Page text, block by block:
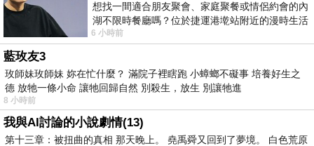
路霸1 號等人應將
坐落芭樂市王八段4447號地號
土地上附圖
將土地返還原告及其他共有人。
路霸1號繼承人等人應連帶給付原告Q元
原告其餘駁回
訴訟費用由路霸1號繼承人等人連帶負擔五分之
想找一間適合朋友聚會、家庭聚餐或情侶約會的內
湖不限時餐廳嗎？位於捷運港墘站附近的漫時生活
內湖店，從捷運站步行約4分鐘即可抵
6 小時前
藍玫友3
玫師妹玫師妹 妳在忙什麼？ 滿院子裡瞎跑 小蟑螂不礙事 培養好生之
德 放牠一條小命 讓牠回歸自然 別殺生，放生 別讓牠進
8 小時前
我與AI討論的小說劇情(13)
第十三章：被扭曲的真相 那天晚上。 堯禹舜又回到了夢境。 白色荒原